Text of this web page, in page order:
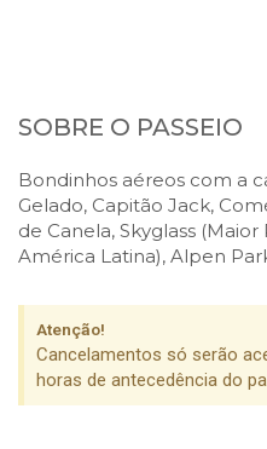
SOBRE O PASSEIO
Bondinhos aéreos com a
Gelado, Capitão Jack,
de Canela, Skyglass
América Latina), Alpen
Atenção!
Cancelamentos só serão
horas de antecedência do